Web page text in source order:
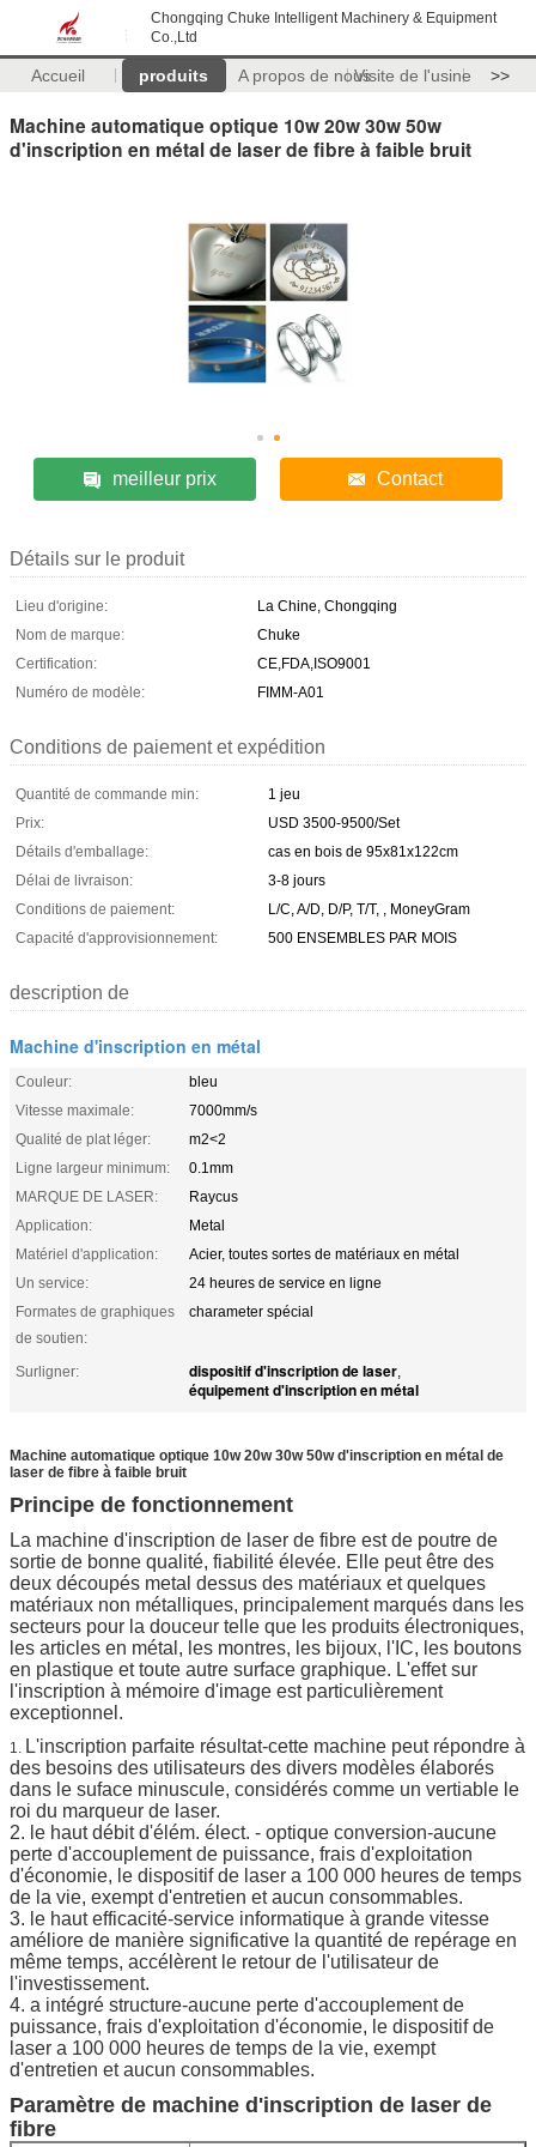
Chongqing Chuke Intelligent Machinery & Equipment
Co.,Ltd
Accueil produits A propos de nousVisite de l'usine >>
Machine automatique optique 10w 20w 30w 50w
d'inscription en métal de laser de fibre à faible bruit
meilleur prix Contact
Détails sur le produit
Lieu d'origine:
La Chine, Chongqing
Nom de marque:
Chuke
Certification:
CE,FDA,ISO9001
Numéro de modèle:
FIMM-A01
Conditions de paiement et expédition
Quantité de commande min:
1 jeu
Prix:
USD 3500-9500/Set
Détails d'emballage:
cas en bois de 95x81x122cm
Délai de livraison:
3-8 jours
Conditions de paiement:
L/C, A/D, D/P, T/T, , MoneyGram
Capacité d'approvisionnement:
500 ENSEMBLES PAR MOIS
description de
Machine d'inscription en métal
Couleur:
bleu
Vitesse maximale:
7000mm/s
Qualité de plat léger:
m2<2
Ligne largeur minimum:
0.1mm
MARQUE DE LASER:
Raycus
Application:
Metal
Matériel d'application:
Acier, toutes sortes de matériaux en métal
Un service:
24 heures de service en ligne
Formates de graphiques
de soutien:
charameter spécial
Surligner: dispositif d'inscription de laser,
équipement d'inscription en métal
Machine automatique optique 10w 20w 30w 50w d'inscription en métal de
laser de fibre à faible bruit
Principe de fonctionnement
La machine d'inscription de laser de fibre est de poutre de
sortie de bonne qualité, fiabilité élevée. Elle peut être des
deux découpés metal dessus des matériaux et quelques
matériaux non métalliques, principalement marqués dans les
secteurs pour la douceur telle que les produits électroniques,
les articles en métal, les montres, les bijoux, l'IC, les boutons
en plastique et toute autre surface graphique. L'effet sur
l'inscription à mémoire d'image est particulièrement
exceptionnel.
1. L'inscription parfaite résultat-cette machine peut répondre à
des besoins des utilisateurs des divers modèles élaborés
dans le suface minuscule, considérés comme un vertiable le
roi du marqueur de laser.
2. le haut débit d'élém. élect. - optique conversion-aucune
perte d'accouplement de puissance, frais d'exploitation
d'économie, le dispositif de laser a 100 000 heures de temps
de la vie, exempt d'entretien et aucun consommables.
3. le haut efficacité-service informatique à grande vitesse
améliore de manière significative la quantité de repérage en
même temps, accélèrent le retour de l'utilisateur de
l'investissement.
4. a intégré structure-aucune perte d'accouplement de
puissance, frais d'exploitation d'économie, le dispositif de
laser a 100 000 heures de temps de la vie, exempt
d'entretien et aucun consommables.
Paramètre de machine d'inscription de laser de
fibre